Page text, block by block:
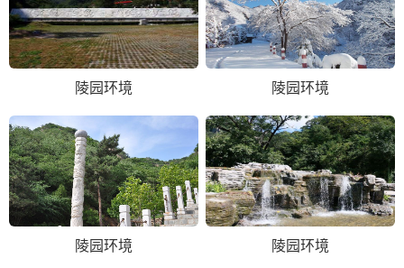
陵园环境 陵园环境
陵园环境 陵园环境